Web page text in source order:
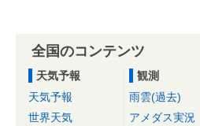
全国のコンテンツ
天気予報
天気予報
世界天気
観測
雨雲(過去)
アメダス実況